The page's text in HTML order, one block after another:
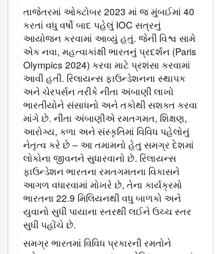
તાજેતરમાં ઓક્ટોબર 2023 માં જ મુંબઈમાં 40
કરતાં વધુ વર્ષો બાદ પહેલું IOC સત્રનું
આયોજન કરવામાં આવ્યું હતું. જેની વિશ્વ સામે
એક નવા, મહત્વાકાંક્ષી ભારતનું પ્રદર્શન (Paris
Olympics 2024) કરવા માટે પ્રશંસા કરવામાં
આવી હતી. રિલાયન્સ ફાઉન્ડેશનના સ્થાપક
અને ચેરપર્સન તરીકે નીતા અંબાણી લાખો
ભારતીયોને સંસાધનો અને તકોથી સશક્ત કરવા
માંગે છે. નીતા અંબાણીએ રમતગમત, શિક્ષણ,
આરોગ્ય, કળા અને સંસ્કૃતિમાં વિવિધ પહેલોનું
નેતૃત્વ કરે છે – આ તમામનો હેતુ સમગ્ર દેશમાં
લોકોના જીવનને સુધારવાનો છે. રિલાયન્સ
ફાઉન્ડેશન ભારતના રમતગમતના વિકાસને
આગળ વધારવામાં મોખરે છે, તેના કાર્યક્રમો
ભારતના 22.9 મિલિયનથી વધુ બાળકો અને
યુવાનો સુધી પાયાના સ્તરથી લઈને ઉચ્ચ સ્તર
સુધી પહોંચે છે.
સમગ્ર ભારતમાં વિવિધ પ્રકારની રમતોને